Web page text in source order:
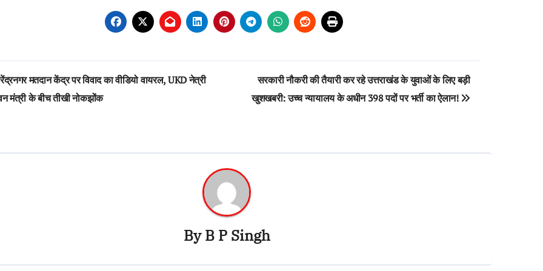
मतदान केंद्र पर विवाद का वीडियो वायरल, UKD नेत्री
मंत्री के बीच तीखी नोकझोंक
सरकारी नौकरी की तैयारी कर रहे उत्तराखंड के युवाओं के लिए बड़ी
खुशखबरी: उच्च न्यायालय के अधीन 398 पदों पर भर्ती का ऐलान!
ByB P Singh